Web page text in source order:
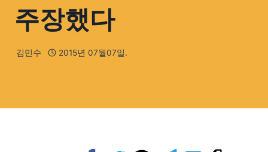
주장했다
김민수 2015년 07월07일.